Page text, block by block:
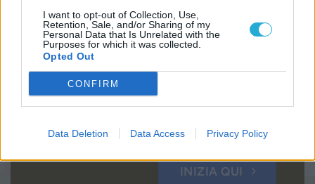
I want to opt-out of Collection, Use,
Retention, Sale, and/or Sharing of my
Personal Data that Is Unrelated with the
Purposes for which it was collected.
Opted Out
CONFIRM
Data Deletion Data Access Privacy Policy
se vuole, può farsi la domanda:
con quali priorità posso rispondere all’appello
del Signore?”oppure:“Signore, cosa vuoi che
io faccia?”.
Questa è la domanda della vita.
INIZIA QUI